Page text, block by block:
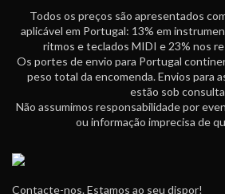
Todos os preços são apresentados
aplicável em Portugal: 13% em
ritmos e teclados MIDI e 23% nos
Os portes de envio para Portugal
peso total da encomenda. Envios para
estão sob
Não assumimos responsabilidade por
ou informação imprecisa de
Contacte-nos. Estamos ao seu dispor!